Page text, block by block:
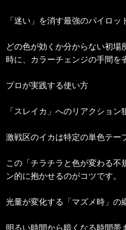
「迷い」を消す最強のパイロッ
どの色が効くか分からない初場
時に、カラーチェンジの手間を
プロが実践する使い方
「スレイカ」へのリアクション
激戦区のイカは特定の単色テー
この「チラチラと色が変わる不
ン的に抱かせるのがコツです。
光量が変化する「マズメ時」の
明るい時間から暗くなる時間帯